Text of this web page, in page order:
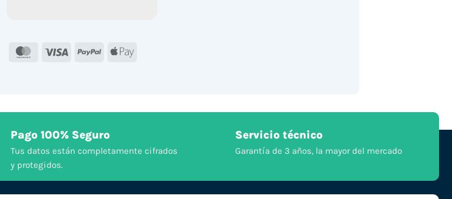
MasterCard
Visa PayPal Apple
Pago 100% Seguro
Tus datos están completamente cifrados
y protegidos.
Servicio técnico
Garantía de 3 años, la mayor del mercado